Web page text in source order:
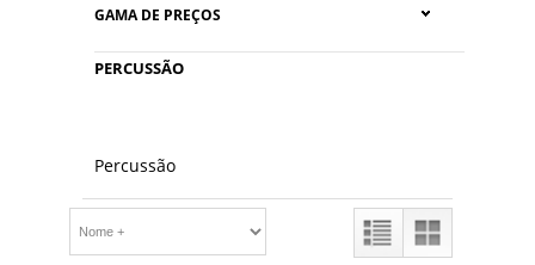
GAMA DE PREÇOS
PERCUSSÃO
Percussão